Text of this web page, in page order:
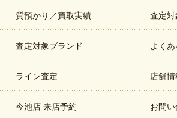
質預かり／買取実績 査定
査定対象ブランド よく
ライン査定 店舗
今池店 来店予約 お問